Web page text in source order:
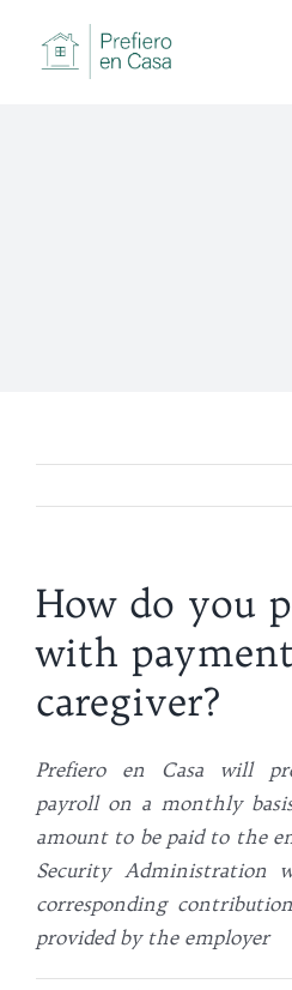
How do you
with
caregiver?
Prefiero en Casa will
payroll on a monthly
amount to be paid to the
Security Administration
corresponding
provided by the employer